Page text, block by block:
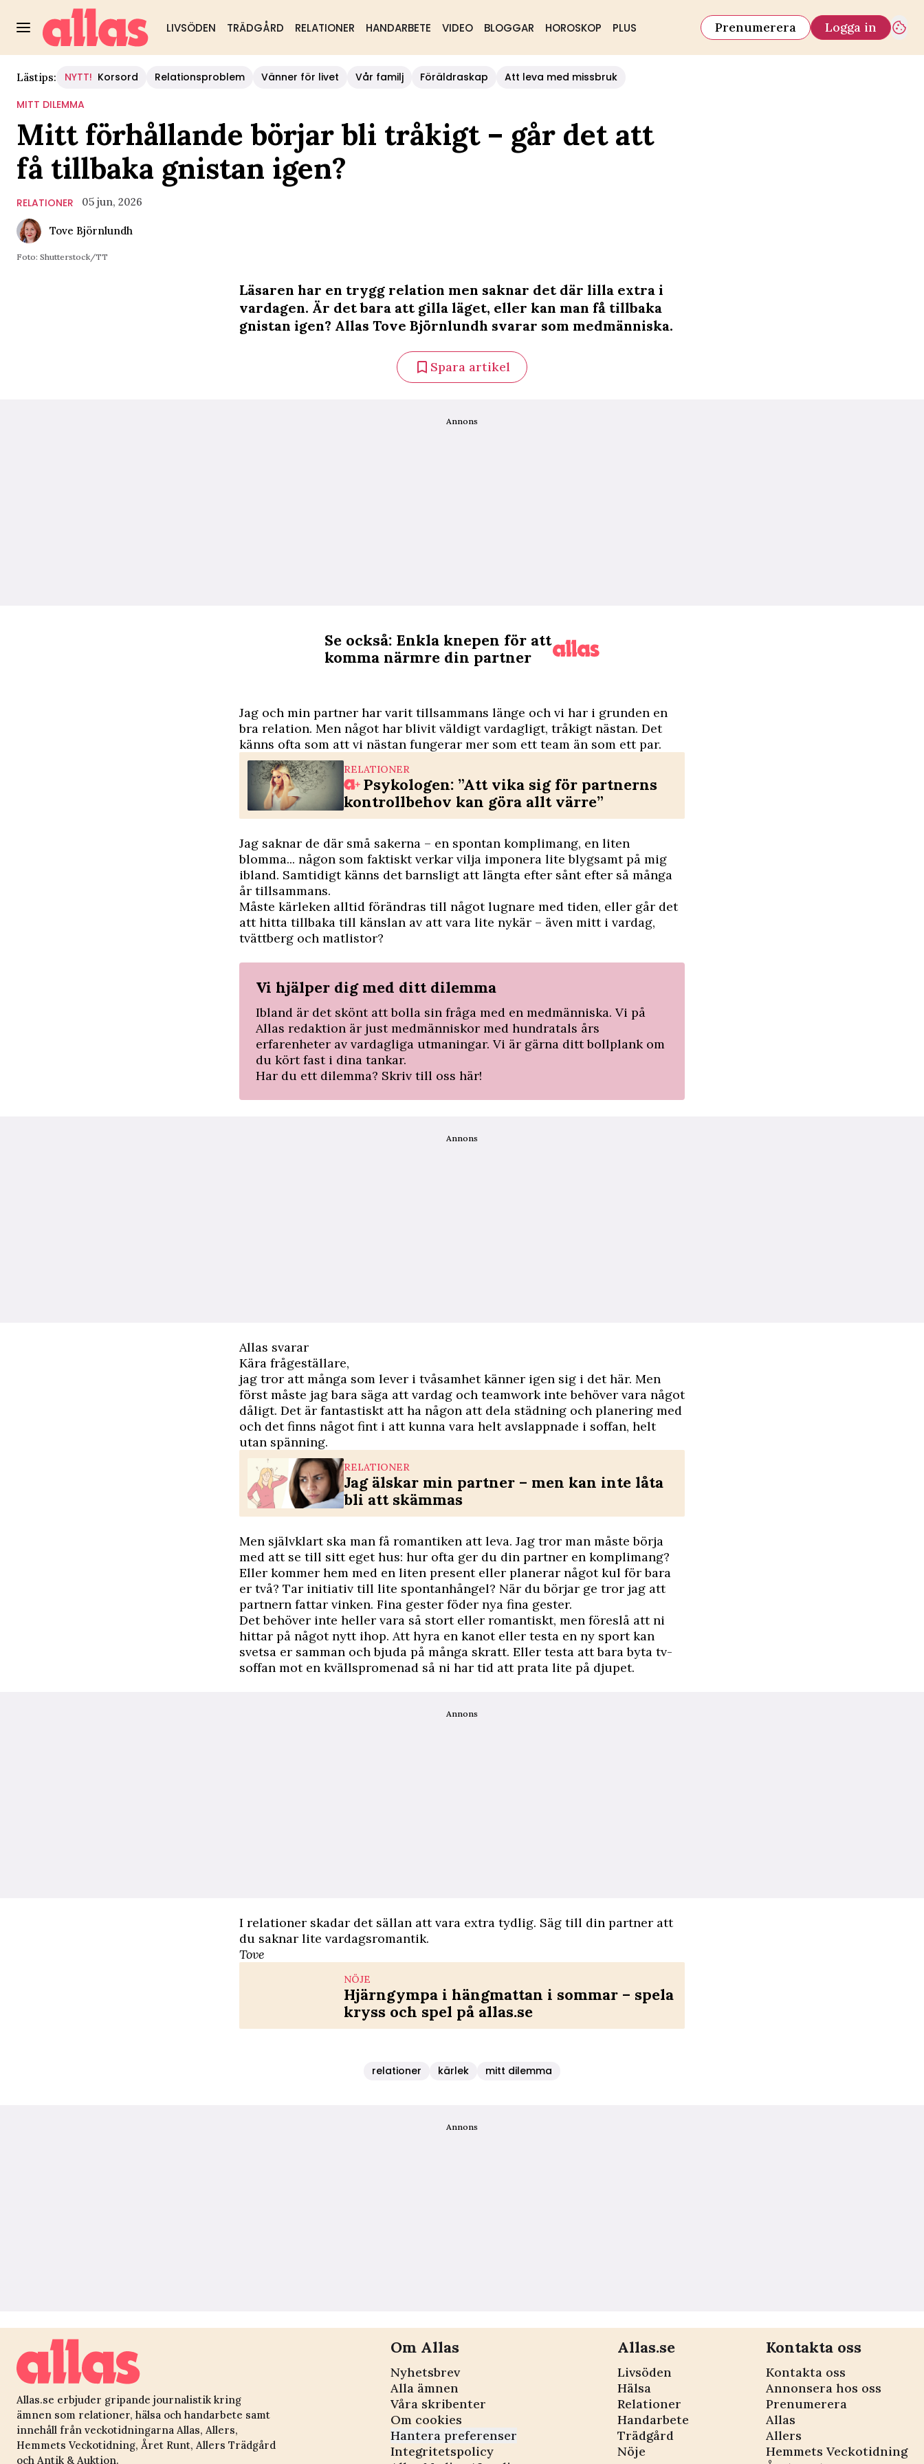
LIVSÖDEN TRÄDGÅRD RELATIONER HANDARBETE VIDEO BLOGGAR HOROSKOP PLUS Prenumerera Logga in
Lästips: NYTT! Korsord Relationsproblem Vänner för livet Vår familj Föräldraskap
Att leva med missbruk
MITT DILEMMA
Mitt förhållande börjar bli tråkigt – går det att
få tillbaka gnistan igen?
RELATIONER 05 jun, 2026
Tove Björnlundh
Foto: Shutterstock/TT
Läsaren har en trygg relation men saknar det där lilla extra i
vardagen. Är det bara att gilla läget, eller kan man få tillbaka
gnistan igen? Allas Tove Björnlundh svarar som medmänniska.
Spara artikel
Annons
Se också: Enkla knepen för att
komma närmre din partner
Jag och min partner har varit tillsammans länge och vi har i grunden en
bra relation. Men något har blivit väldigt vardagligt, tråkigt nästan. Det
känns ofta som att vi nästan fungerar mer som ett team än som ett par.
RELATIONER
Psykologen: ”Att vika sig för partnerns
kontrollbehov kan göra allt värre”
Jag saknar de där små sakerna – en spontan komplimang, en liten
blomma... någon som faktiskt verkar vilja imponera lite blygsamt på mig
ibland. Samtidigt känns det barnsligt att längta efter sånt efter så många
år tillsammans.
Måste kärleken alltid förändras till något lugnare med tiden, eller går det
att hitta tillbaka till känslan av att vara lite nykär – även mitt i vardag,
tvättberg och matlistor?
Vi hjälper dig med ditt dilemma
Ibland är det skönt att bolla sin fråga med en medmänniska. Vi på
Allas redaktion är just medmänniskor med hundratals års
erfarenheter av vardagliga utmaningar. Vi är gärna ditt bollplank om
du kört fast i dina tankar.
Har du ett dilemma? Skriv till oss här!
Annons
Allas svarar
Kära frågeställare,
jag tror att många som lever i tvåsamhet känner igen sig i det här. Men
först måste jag bara säga att vardag och teamwork inte behöver vara något
dåligt. Det är fantastiskt att ha någon att dela städning och planering med
och det finns något fint i att kunna vara helt avslappnade i soffan, helt
utan spänning.
RELATIONER
Jag älskar min partner – men kan inte låta
bli att skämmas
Men självklart ska man få romantiken att leva. Jag tror man måste börja
med att se till sitt eget hus: hur ofta ger du din partner en komplimang?
Eller kommer hem med en liten present eller planerar något kul för bara
er två? Tar initiativ till lite spontanhångel? När du börjar ge tror jag att
partnern fattar vinken. Fina gester föder nya fina gester.
Det behöver inte heller vara så stort eller romantiskt, men föreslå att ni
hittar på något nytt ihop. Att hyra en kanot eller testa en ny sport kan
svetsa er samman och bjuda på många skratt. Eller testa att bara byta tv-
soffan mot en kvällspromenad så ni har tid att prata lite på djupet.
Annons
I relationer skadar det sällan att vara extra tydlig. Säg till din partner att
du saknar lite vardagsromantik.
Tove
NÖJE
Hjärngympa i hängmattan i sommar – spela
kryss och spel på allas.se
relationer kärlek mitt dilemma
Annons
Allas.se erbjuder gripande journalistik kring
ämnen som relationer, hälsa och handarbete samt
innehåll från veckotidningarna Allas, Allers,
Hemmets Veckotidning, Året Runt, Allers Trädgård
och Antik & Auktion.
Om Allas
Nyhetsbrev
Alla ämnen
Våra skribenter
Om cookies
Hantera preferenser
Integritetspolicy
Allas.se
Livsöden
Hälsa
Relationer
Handarbete
Trädgård
Nöje
Kontakta oss
Kontakta oss
Annonsera hos oss
Prenumerera
Allas
Allers
Hemmets Veckotidning